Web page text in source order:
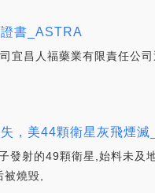
書_ASTRA
宜昌人福藥業有限責任公
，美44顆衛星灰飛煙滅
發射的49顆衛星,始料未
燒毀,